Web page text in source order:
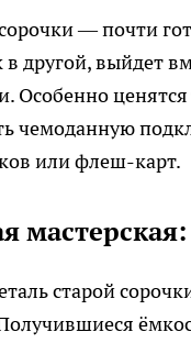
— почти
другой, выйдет
Особенно
чемоданную
или флеш-карт.
старой